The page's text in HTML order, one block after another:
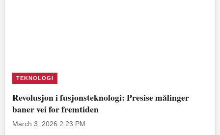
TEKNOLOGI
Revolusjon i fusjonsteknologi: Presise målinger
baner vei for fremtiden
March 3, 2026 2:23 PM